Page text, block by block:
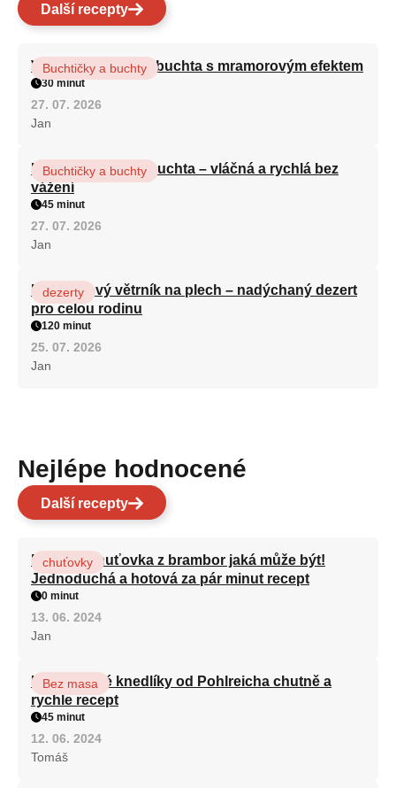
Další recepty
Vláčná olejová litá buchta s mramorovým efektem
Buchtičky a buchty
30 minut
27. 07. 2026
Jan
Hrnková maková buchta – vláčná a rychlá bez
vážení
Buchtičky a buchty
45 minut
27. 07. 2026
Jan
Karamelový větrník na plech – nadýchaný dezert
pro celou rodinu
dezerty
120 minut
25. 07. 2026
Jan
Nejlépe hodnocené
Další recepty
Nejlepší chuťovka z brambor jaká může být!
Jednoduchá a hotová za pár minut recept
chuťovky
0 minut
13. 06. 2024
Jan
Karlovarské knedlíky od Pohlreicha chutně a
rychle recept
Bez masa
45 minut
12. 06. 2024
Tomáš